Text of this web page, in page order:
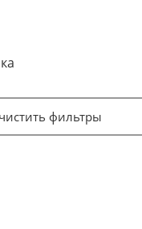
фильтры